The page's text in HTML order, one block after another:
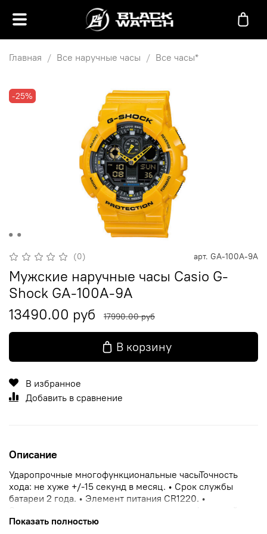
Главная Все наручные часы Все часы*
-25%
(0) арт. GA-100A-9A
Мужские наручные часы Casio G-
Shock GA-100A-9A
13490.00 руб
17990.00 руб
В корзину
В избранное
Добавить в сравнение
Описание
Ударопрочные многофункциональные часыТочность
хода: не хуже +/-15 секунд в месяц. • Срок службы
батареи 2 года. • Элемент питания CR1220. •
Электрическая светодиодная подсветка с функцией
автоматической подсветки при наклоне часов к лицу. •
Показать полностью